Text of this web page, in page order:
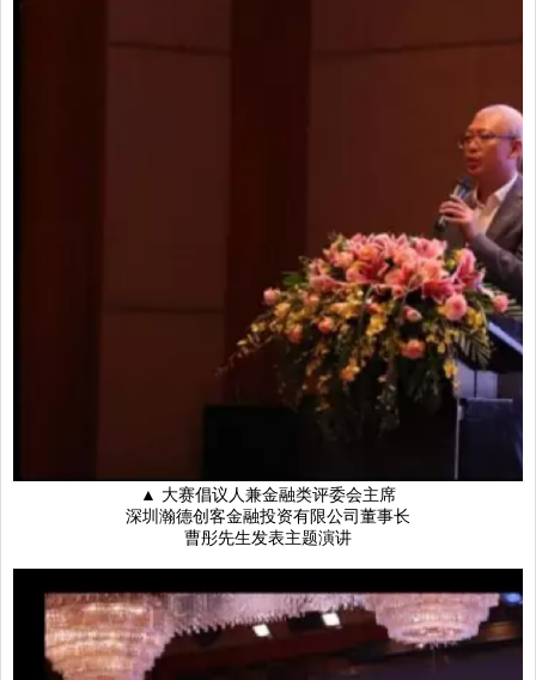
▲ 大赛倡议人兼金融类评委会主席
深圳瀚德创客金融投资有限公司董事长
曹彤先生发表主题演讲